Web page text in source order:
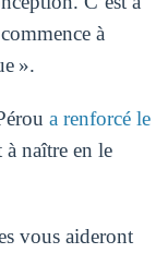
à
».
a renforcé le
naître en le
vous aideront